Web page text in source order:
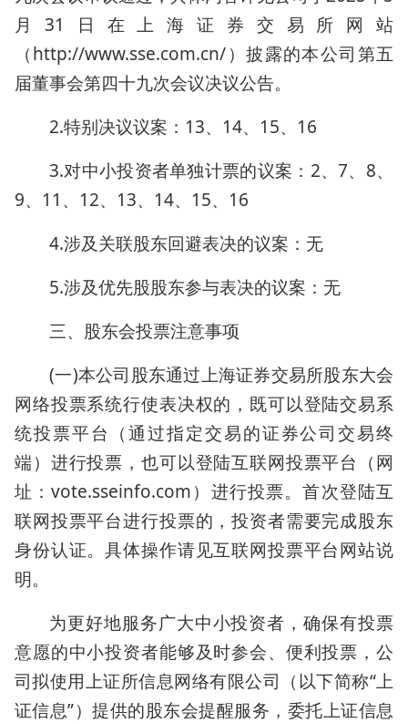
月31日在上海证券交易所网站
（http://www.sse.com.cn/）披露的本公司第五
届董事会第四十九次会议决议公告。
2.特别决议议案：13、14、15、16
3.对中小投资者单独计票的议案：2、7、8、
9、11、12、13、14、15、16
4.涉及关联股东回避表决的议案：无
5.涉及优先股股东参与表决的议案：无
三、股东会投票注意事项
(一)本公司股东通过上海证券交易所股东大会
网络投票系统行使表决权的，既可以登陆交易系
统投票平台（通过指定交易的证券公司交易终
端）进行投票，也可以登陆互联网投票平台（网
址：vote.sseinfo.com）进行投票。首次登陆互
联网投票平台进行投票的，投资者需要完成股东
身份认证。具体操作请见互联网投票平台网站说
明。
为更好地服务广大中小投资者，确保有投票
意愿的中小投资者能够及时参会、便利投票，公
司拟使用上证所信息网络有限公司（以下简称“上
证信息”）提供的股东会提醒服务，委托上证信息